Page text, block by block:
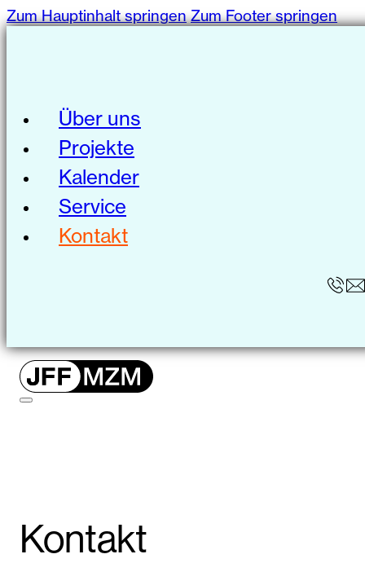
Zum Hauptinhalt springen Zum Footer springen
Über uns
Projekte
Kalender
Service
Kontakt
Kontakt